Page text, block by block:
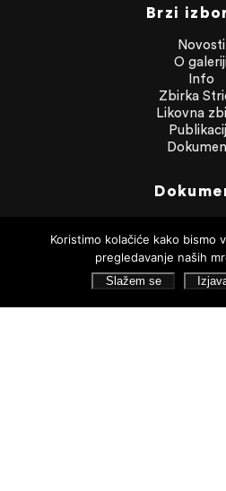
Brzi
Novosti
O
Info
Zbirka
Likovna
Javna
Statut
Pristup
Izjava o
Koristimo kolačiće kako bismo
pregledavanje naših
Slažem se